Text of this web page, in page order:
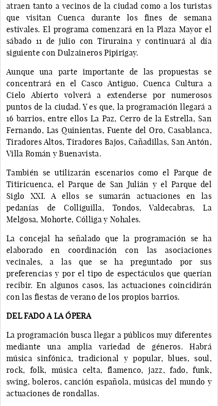
atraen tanto a vecinos de la ciudad como a los turistas
que visitan Cuenca durante los fines de semana
estivales. El programa comenzará en la Plaza Mayor el
sábado 11 de julio con Tiruraina y continuará al día
siguiente con Dulzaineros Pipirigay.
Aunque una parte importante de las propuestas se
concentrará en el Casco Antiguo, Cuenca Cultura a
Cielo Abierto volverá a extenderse por numerosos
puntos de la ciudad. Y es que, la programación llegará a
16 barrios, entre ellos La Paz, Cerro de la Estrella, San
Fernando, Las Quinientas, Fuente del Oro, Casablanca,
Tiradores Altos, Tiradores Bajos, Cañadillas, San Antón,
Villa Román y Buenavista.
También se utilizarán escenarios como el Parque de
Titiricuenca, el Parque de San Julián y el Parque del
Siglo XXI. A ellos se sumarán actuaciones en las
pedanías de Colliguilla, Tondos, Valdecabras, La
Melgosa, Mohorte, Cólliga y Nohales.
La concejal ha señalado que la programación se ha
elaborado en coordinación con las asociaciones
vecinales, a las que se ha preguntado por sus
preferencias y por el tipo de espectáculos que querían
recibir. En algunos casos, las actuaciones coincidirán
con las fiestas de verano de los propios barrios.
DEL FADO A LA ÓPERA
La programación busca llegar a públicos muy diferentes
mediante una amplia variedad de géneros. Habrá
música sinfónica, tradicional y popular, blues, soul,
rock, folk, música celta, flamenco, jazz, fado, funk,
swing, boleros, canción española, músicas del mundo y
actuaciones de rondallas.